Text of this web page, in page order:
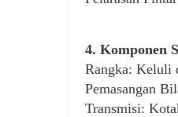
4. Komponen
Rangka: Keluli
Pemasangan
Transmisi: